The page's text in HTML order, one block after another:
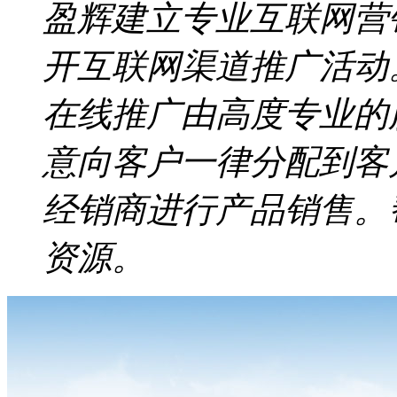
盈辉建立专业互联网
开互联网渠道推广活动
在线推广由高度专业
意向客户一律分配到
经销商进行产品销售
资源。